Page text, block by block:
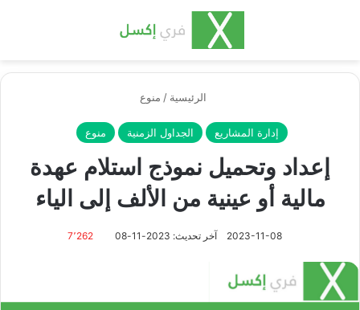
الرئيسية / منوع
إدارة المشاريع الجداول الزمنية منوع
إعداد وتحميل نموذج استلام عهدة
مالية أو عينية من الألف إلى الياء
2023-11-08 آخر تحديث: 2023-11-08 7٬262